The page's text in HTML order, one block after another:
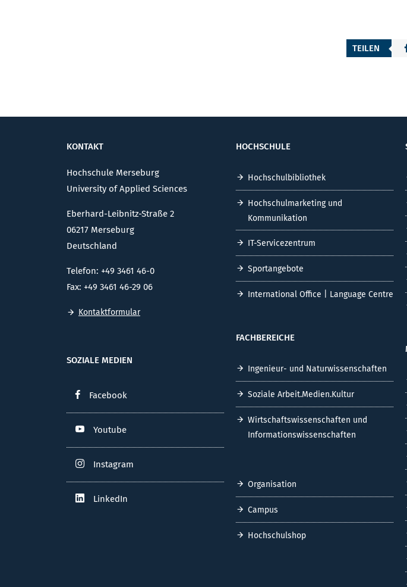
TEILEN
KONTAKT
Hochschule Merseburg
University of Applied Sciences
Eberhard-Leibnitz-Straße 2
06217 Merseburg
Deutschland
Telefon: +49 3461 46-0
Fax: +49 3461 46-29 06
Kontaktformular
SOZIALE MEDIEN
Facebook
Youtube
Instagram
LinkedIn
HOCHSCHULE
Hochschulbibliothek
Hochschulmarketing und
Kommunikation
IT-Servicezentrum
Sportangebote
International Office | Language Centre
FACHBEREICHE
Ingenieur- und Naturwissenschaften
Soziale Arbeit.Medien.Kultur
Wirtschaftswissenschaften und
Informationswissenschaften
Organisation
Campus
Hochschulshop